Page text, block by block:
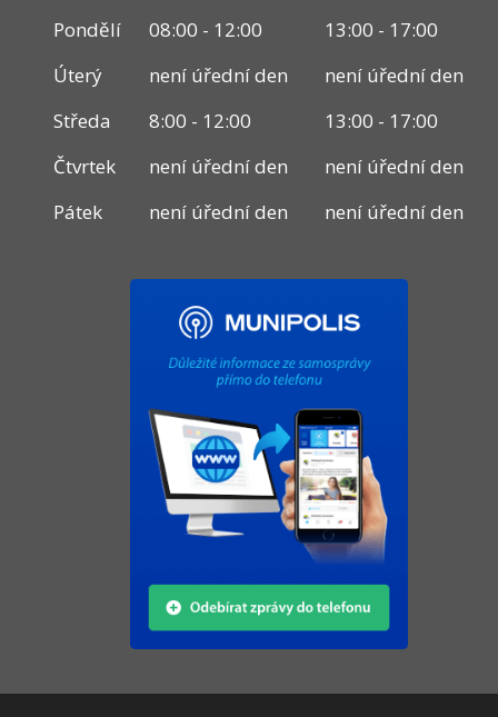
Pondělí 08:00 - 12:00
13:00 - 17:00
Úterý
není úřední den
není úřední den
Středa
8:00 - 12:00
13:00 - 17:00
Čtvrtek
není úřední den
není úřední den
Pátek
není úřední den není úřední den